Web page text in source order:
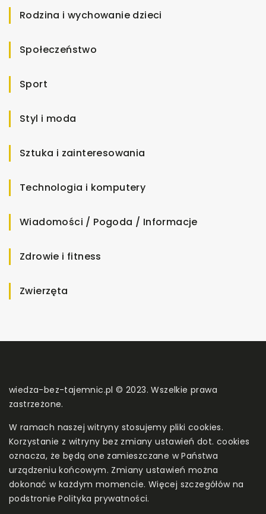
Rodzina i wychowanie dzieci
Społeczeństwo
Sport
Styl i moda
Sztuka i zainteresowania
Technologia i komputery
Wiadomości / Pogoda / Informacje
Zdrowie i fitness
Zwierzęta
wiedza-bez-tajemnic.pl © 2023. Wszelkie prawa
zastrzeżone.
W ramach naszej witryny stosujemy pliki cookies.
Korzystanie z witryny bez zmiany ustawień dot. cookies
oznacza, że będą one zamieszczane w Państwa
urządzeniu końcowym. Zmiany ustawień można
dokonać w każdym momencie. Więcej szczegółów na
podstroniePolityka prywatności.